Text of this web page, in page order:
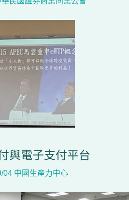
與電子支付平台
04 中國生產力中心